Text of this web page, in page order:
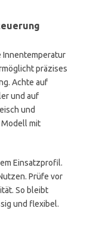
Innentemperatur
präzises
Achte auf
und auf
und
mit
Einsatzprofil.
Prüfe vor
So bleibt
und flexibel.